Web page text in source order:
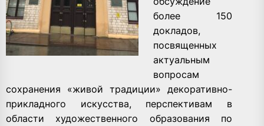
более 150
докладов,
посвященных
актуальным
вопросам
сохранения «живой традиции» декоративно-
прикладного искусства, перспективам в
области художественного образования по